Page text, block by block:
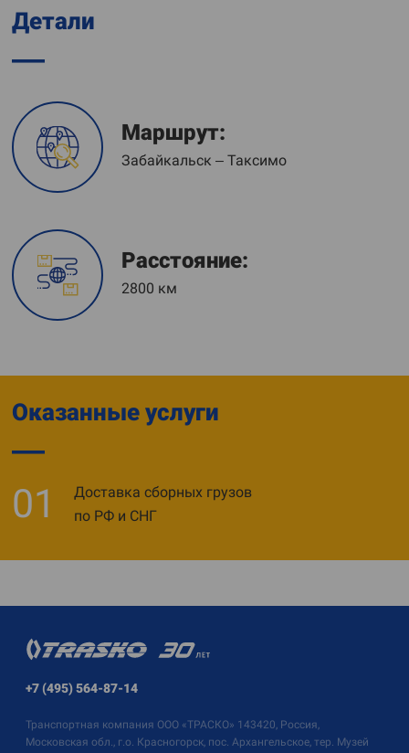
Детали
Маршрут:
Забайкальск – Таксимо
Расстояние:
2800 км
Оказанные услуги
01
Доставка сборных грузов
по РФ и СНГ
+7 (495) 564-87-14
Транспортная компания ООО «ТРАСКО» 143420, Россия,
Московская обл., г.о. Красногорск, пос. Архангельское, тер. Музей